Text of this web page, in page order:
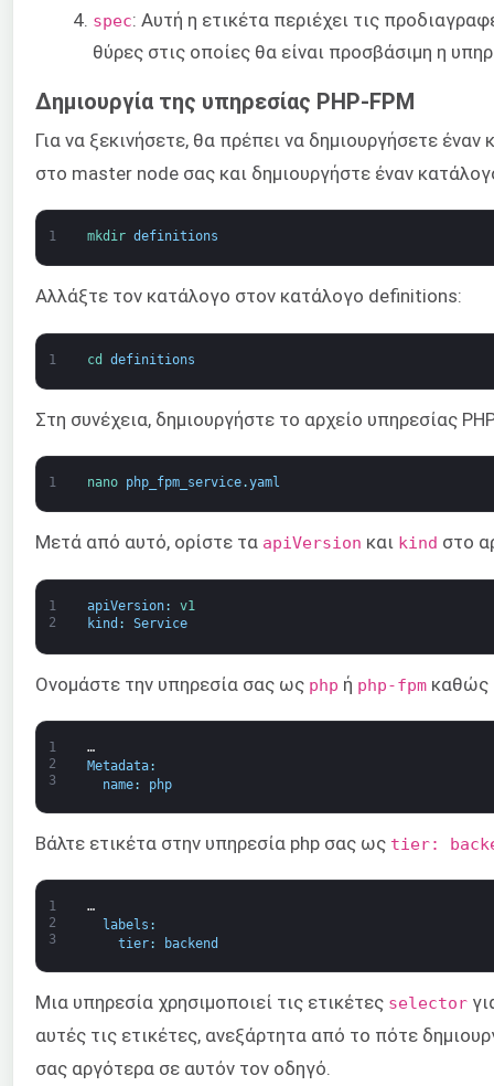
spec: Αυτή η ετικέτα περιέχει τις
θύρες στις οποίες θα είναι προσβάσιμη η
Δημιουργία της υπηρεσίας PHP-FPM
Για να ξεκινήσετε, θα πρέπει να δημιουργήσετε
στο master node σας και δημιουργήστε έναν
1 mkdir definitions
Αλλάξτε τον κατάλογο στον κατάλογο definitions:
1 cd definitions
Στη συνέχεια, δημιουργήστε το αρχείο υπηρεσίας
1 nano php_fpm_service.yaml
Μετά από αυτό, ορίστε τα apiVersion και kind στο
1
2
apiVersion:
v1
kind : Service
Ονομάστε την υπηρεσία σας ως php ή php-fpm καθώς
1
2
3
…
Metadata:
name: php
Βάλτε ετικέτα στην υπηρεσία php σας ως tier:
1
2
3
…
labels :
tier: backend
Μια υπηρεσία χρησιμοποιεί τις ετικέτες selector
αυτές τις ετικέτες, ανεξάρτητα από το πότε
σας αργότερα σε αυτόν τον οδηγό.